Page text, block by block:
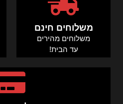
משלוחים חינם
משלוחים מהירים
עד הבית!